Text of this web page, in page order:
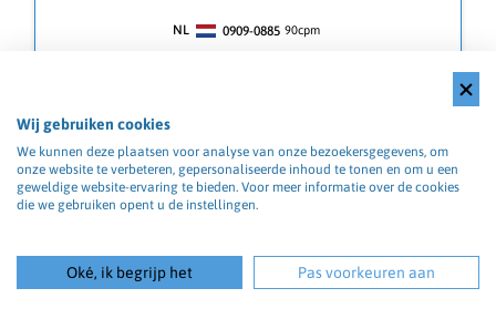
op de energie die jij meedraagt - het lichte én het
zware - en voel aan wat er werkelijk speelt onder de
oppervlakte.
Samen met Tarot en Lenormand vertaal ik dat
tonen niet alleen wat mooi is - ze tonen ook wat klaar
is om gezien en herschreven te worden.
NL 0909-0885 90cpm
Wij gebruiken cookies
We kunnen deze plaatsen voor analyse van onze bezoekersgegevens, om
onze website te verbeteren, gepersonaliseerde inhoud te tonen en om u een
geweldige website-ervaring te bieden. Voor meer informatie over de cookies
die we gebruiken opent u de instellingen.
Oké, ik begrijp het Pas voorkeuren aan